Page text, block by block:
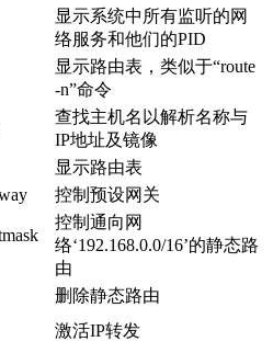
显示系统中所有监听的网
络服务和他们的PID
显示路由表，类似于“route
-n”命令
查找主机名以解析名称与
IP地址及镜像
显示路由表
控制预设网关
控制通向网
络‘192.168.0.0/16’的静态路
由
删除静态路由
激活IP转发